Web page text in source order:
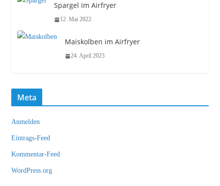
Spargel im Airfryer
12. Mai 2022
Maiskolben im Airfryer
24. April 2023
Meta
Anmelden
Eintrags-Feed
Kommentar-Feed
WordPress.org